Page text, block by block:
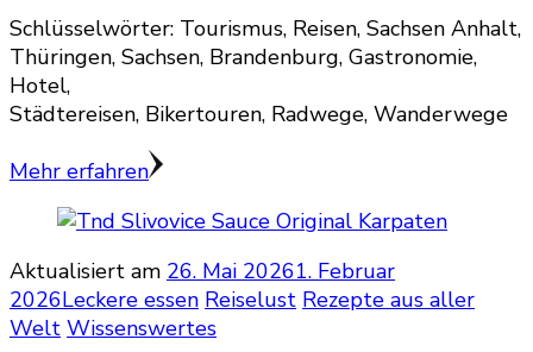
Schlüsselwörter: Tourismus, Reisen, Sachsen Anhalt,
Thüringen, Sachsen, Brandenburg, Gastronomie,
Hotel,
Städtereisen, Bikertouren, Radwege, Wanderwege
Mehr erfahren
Aktualisiert am 26. Mai 20261. Februar
2026Leckere essen Reiselust Rezepte aus aller
Welt Wissenswertes